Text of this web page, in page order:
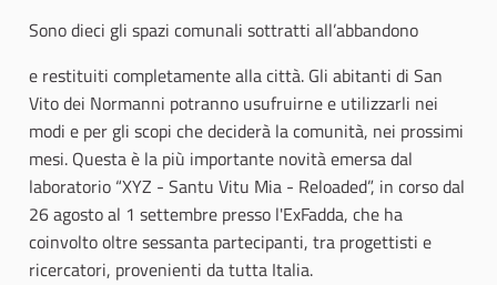
Sono dieci gli spazi comunali sottratti all’abbandono
e restituiti completamente alla città. Gli abitanti di San
Vito dei Normanni potranno usufruirne e utilizzarli nei
modi e per gli scopi che deciderà la comunità, nei prossimi
mesi. Questa è la più importante novità emersa dal
laboratorio “XYZ - Santu Vitu Mia - Reloaded”, in corso dal
26 agosto al 1 settembre presso l'ExFadda, che ha
coinvolto oltre sessanta partecipanti, tra progettisti e
ricercatori, provenienti da tutta Italia.